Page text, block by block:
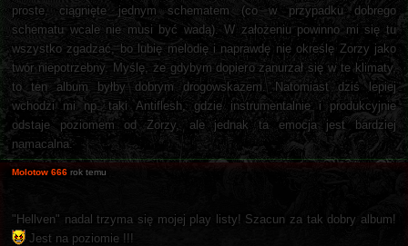
proste, ciągnięte jednym schematem (co w przypadku dobrego
schematu wcale nie musi być wadą). W założeniu powinno mi się tu
wszystko zgadzać, bo lubię melodię i naprawdę nie określę Zorzy jako
twór niepotrzebny. Myślę, że gdybym dopiero zanurzał się w te klimaty,
to ten album byłby dobrym drogowskazem. Natomiast dziś lepiej
wchodzi mi np. taki Antiflesh, gdzie instrumentalnie i produkcyjnie
odstaje poziomem od Zorzy, ale jednak ta emocja jest bardziej
namacalna.
Molotow 666 rok temu
"Hellven" nadal trzyma się mojej play listy! Szacun za tak dobry album!
Jest na poziomie !!!